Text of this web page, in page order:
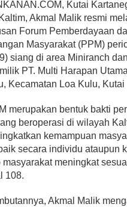
Kutai
Akmal Malik resmi
Forum Pemberdayaan
Masyarakat (PPM)
siang di area Miniranch
PT. Multi Harapan
Kecamatan Loa Kulu,
merupakan bentuk bakti
beroperasi di wilayah
kemampuan
secara individu ataupun
masyarakat meningkat
108.
Akmal Malik